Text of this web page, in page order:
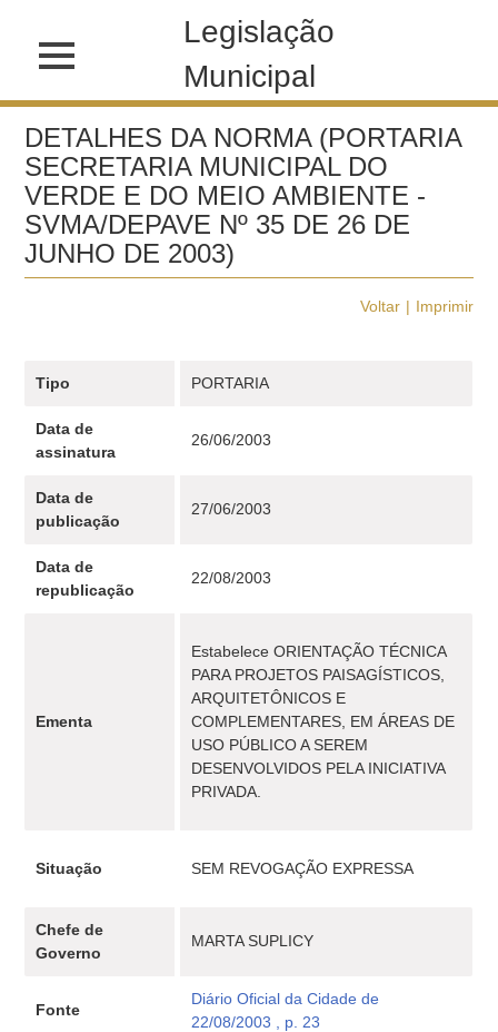
Legislação
Municipal
DETALHES DA NORMA (PORTARIA
SECRETARIA MUNICIPAL DO
VERDE E DO MEIO AMBIENTE -
SVMA/DEPAVE Nº 35 DE 26 DE
JUNHO DE 2003)
Voltar Imprimir
Tipo PORTARIA
Data de
assinatura
26/06/2003
Data de
publicação
27/06/2003
Data de
republicação
22/08/2003
Ementa
Estabelece ORIENTAÇÃO TÉCNICA
PARA PROJETOS PAISAGÍSTICOS,
ARQUITETÔNICOS E
COMPLEMENTARES, EM ÁREAS DE
USO PÚBLICO A SEREM
DESENVOLVIDOS PELA INICIATIVA
PRIVADA.
Situação SEM REVOGAÇÃO EXPRESSA
Chefe de
Governo
MARTA SUPLICY
Fonte
Diário Oficial da Cidade de
22/08/2003 , p. 23